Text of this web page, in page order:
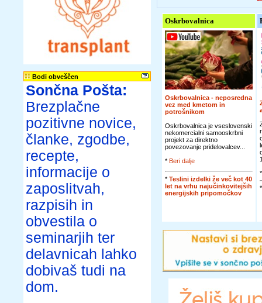
Bodi obveščen
Sončna Pošta:
Brezplačne
pozitivne novice,
članke, zgodbe,
recepte,
informacije o
zaposlitvah,
razpisih in
obvestila o
seminarjih ter
delavnicah lahko
dobivaš tudi na
dom.
Oskrbovalnica
Oskrbovalnica - neposredna
vez med kmetom in
potrošnikom
Oskrbovalnica je vseslovenski
nekomercialni samooskrbni
projekt za direktno
povezovanje pridelovalcev...
* Beri dalje
* Teslini izdelki že več kot 40
let na vrhu najučinkovitejših
energijskih pripomočkov